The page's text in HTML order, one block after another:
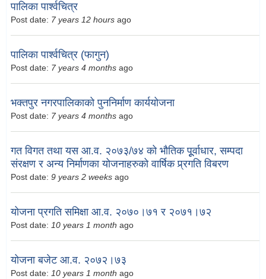
पालिका पार्श्वचित्र
Post date: 7 years 12 hours ago
पालिका पार्श्वचित्र (फागुन)
Post date: 7 years 4 months ago
भक्तपुर नगरपालिकाको पुननिर्माण कार्ययोजना
Post date: 7 years 4 months ago
गत विगत तथा यस आ.व. २०७३/७४ को भौतिक पूूर्वाधार, सम्पदा
संरक्षण र अन्य निर्माणका योजनाहरुको वार्षिक प्र्रगति विबरण
Post date: 9 years 2 weeks ago
योजना प्रगति समिक्षा आ.व. २०७०।७१ र २०७१।७२
Post date: 10 years 1 month ago
योजना बजेट आ.व. २०७२।७३
Post date: 10 years 1 month ago